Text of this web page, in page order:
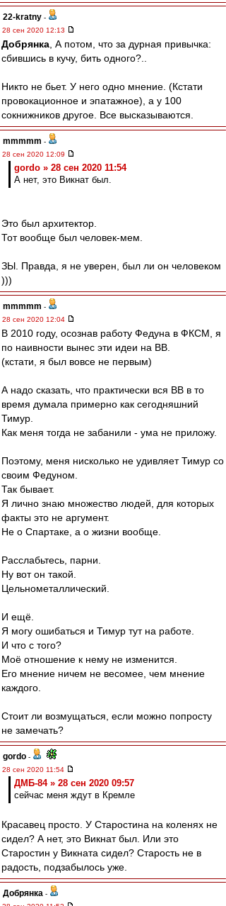
22-kratny -
28 сен 2020 12:13
Добрянка , А потом, что за дурная привычка:
сбившись в кучу, бить одного?..
Никто не бьет. У него одно мнение. (Кстати
провокационное и эпатажное), а у 100
сокнижников другое. Все высказываются.
mmmmm -
28 сен 2020 12:09
gordo » 28 сен 2020 11:54
А нет, это Викнат был.
Это был архитектор.
Тот вообще был человек-мем.
ЗЫ. Правда, я не уверен, был ли он человеком
)))
mmmmm -
28 сен 2020 12:04
В 2010 году, осознав работу Федуна в ФКСМ, я
по наивности вынес эти идеи на ВВ.
(кстати, я был вовсе не первым)
А надо сказать, что практически вся ВВ в то
время думала примерно как сегодняшний
Тимур.
Как меня тогда не забанили - ума не приложу.
Поэтому, меня нисколько не удивляет Тимур со
своим Федуном.
Так бывает.
Я лично знаю множество людей, для которых
факты это не аргумент.
Не о Спартаке, а о жизни вообще.
Расслабьтесь, парни.
Ну вот он такой.
Цельнометаллический.
И ещё.
Я могу ошибаться и Тимур тут на работе.
И что с того?
Моё отношение к нему не изменится.
Его мнение ничем не весомее, чем мнение
каждого.
Стоит ли возмущаться, если можно попросту
не замечать?
gordo -
28 сен 2020 11:54
ДМБ-84 » 28 сен 2020 09:57
сейчас меня ждут в Кремле
Красавец просто. У Старостина на коленях не
сидел? А нет, это Викнат был. Или это
Старостин у Викната сидел? Старость не в
радость, подзабылось уже.
Добрянка -